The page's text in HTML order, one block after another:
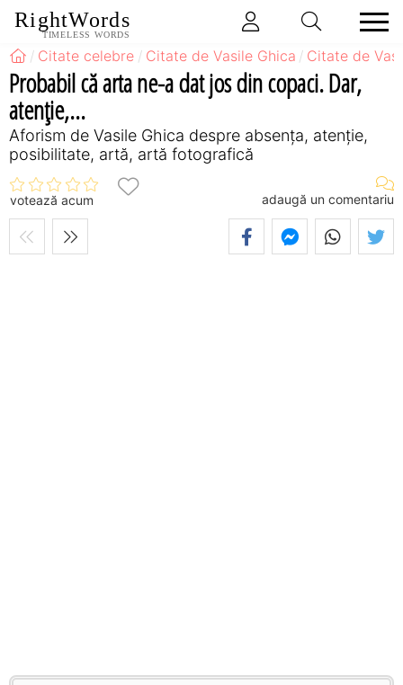
RightWords
TIMELESS WORDS
Citate celebre Citate de Vasile Ghica Citate de
Probabil că arta ne-a dat jos din copaci. Dar,
atenţie,...
Aforism de Vasile Ghica despre absența, atenție,
posibilitate, artă, artă fotografică
votează acum adaugă un comentariu